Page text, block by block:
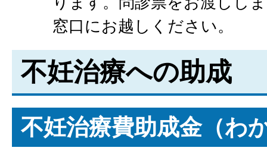
窓口にお越しください。
不妊治療への助成
不妊治療費助成金（わ